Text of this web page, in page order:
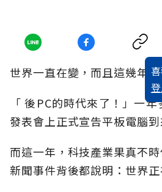
世界一直在變，而且這幾年
「 後PC的時代來了！」一
發表會上正式宣告平板電腦到
而這一年，科技產業果真不
新聞事件背後都說明：世界正